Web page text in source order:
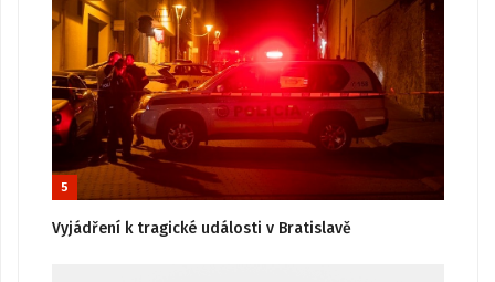
5
Vyjádření k tragické události v Bratislavě